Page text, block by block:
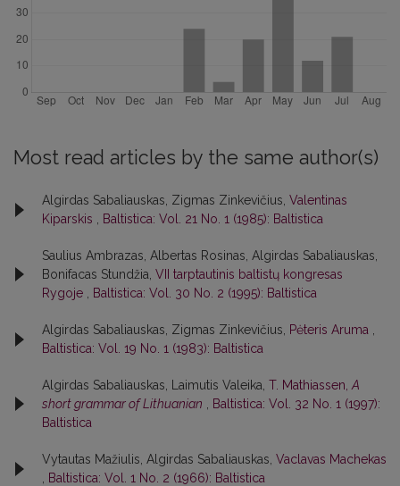
Most read articles by the same author(s)
Algirdas Sabaliauskas, Zigmas Zinkevičius, Valentinas
Kiparskis
Baltistica: Vol. 21 No. 1 (1985): Baltistica
Saulius Ambrazas, Albertas Rosinas, Algirdas Sabaliauskas,
Bonifacas Stundžia, VII tarptautinis baltistų kongresas
Rygoje
Baltistica: Vol. 30 No. 2 (1995): Baltistica
Algirdas Sabaliauskas, Zigmas Zinkevičius, Pėteris Aruma
Baltistica: Vol. 19 No. 1 (1983): Baltistica
Algirdas Sabaliauskas, Laimutis Valeika, T. Mathiassen, A
short grammar of Lithuanian
Baltistica: Vol. 32 No. 1 (1997):
Baltistica
Vytautas Mažiulis, Algirdas Sabaliauskas, Vaclavas Machekas
Baltistica: Vol. 1 No. 2 (1966): Baltistica